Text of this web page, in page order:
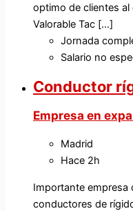
optimo de clientes al
Valorable Tac […]
Jornada
Salario no
Conductor
Empresa en
Madrid
Hace 2h
Importante empresa
conductores de